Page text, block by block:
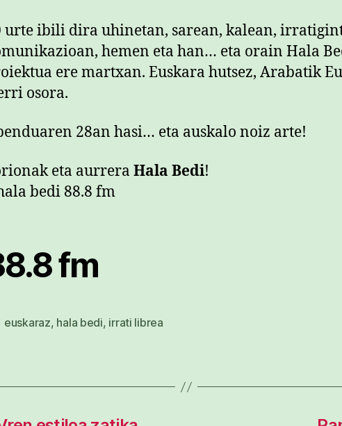
urte ibili dira uhinetan, sarean, kalean,
hemen eta han… eta orain Hala
ere martxan. Euskara hutsez, Arabatik
osora.
28an hasi… eta auskalo noiz arte!
eta aurrera Hala Bedi!
fm
euskaraz, hala bedi, irrati librea